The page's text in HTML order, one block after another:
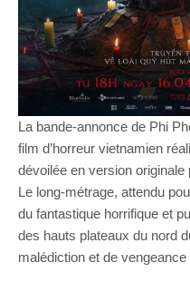
La bande-annonce de Phi
film d’horreur vietnamien
dévoilée en version
Le long-métrage, attendu
du fantastique horrifique et
des hauts plateaux du nord
malédiction et de vengeance